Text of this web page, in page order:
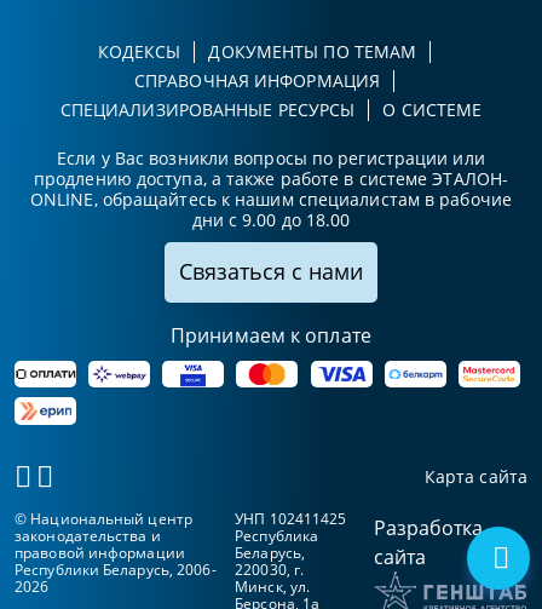
КОДЕКСЫ
ДОКУМЕНТЫ ПО ТЕМАМ
СПРАВОЧНАЯ ИНФОРМАЦИЯ
СПЕЦИАЛИЗИРОВАННЫЕ РЕСУРСЫ
О СИСТЕМЕ
Если у Вас возникли вопросы по регистрации или
продлению доступа, а также работе в системе ЭТАЛОН-
ONLINE, обращайтесь к нашим специалистам в рабочие
дни с 9.00 до 18.00
Связаться с нами
Принимаем к оплате
Карта сайта
© Национальный центр
законодательства и
правовой информации
Республики Беларусь, 2006-
2026
УНП 102411425
Республика
Беларусь,
220030, г.
Минск, ул.
Берсона, 1а
Разработка
сайта